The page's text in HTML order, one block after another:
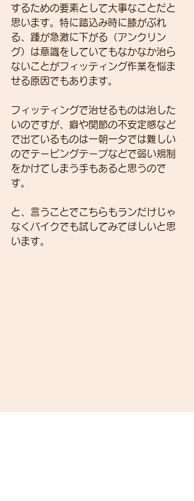
するための要素として大事なことだと
思います。特に踏込み時に膝がぶれ
る、踵が急激に下がる（アンクリン
グ）は意識をしていてもなかなか治ら
ないことがフィッティング作業を悩ま
せる原因でもあります。
フィッティングで治せるものは治した
いのですが、癖や関節の不安定感など
で出ているものは一朝一夕では難しい
のでテーピングテープなどで弱い規制
をかけてしまう手もあると思うので
す。
と、言うことでこちらもランだけじゃ
なくバイクでも試してみてほしいと思
います。